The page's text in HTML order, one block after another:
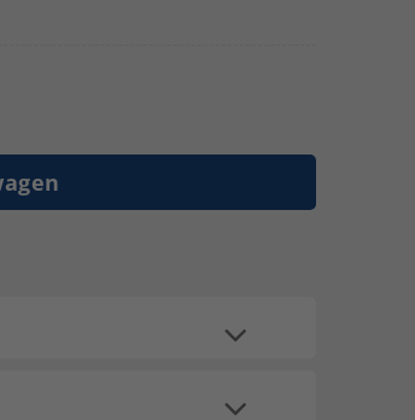
diep - 185 cm 4 lagen met roosters -